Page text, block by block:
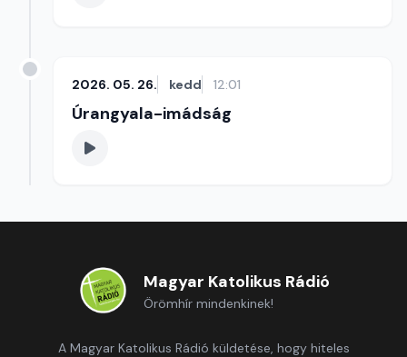
2026. 05. 26. kedd 12:01
Úrangyala-imádság
Magyar Katolikus Rádió
Örömhír mindenkinek!
A Magyar Katolikus Rádió küldetése, hogy hiteles